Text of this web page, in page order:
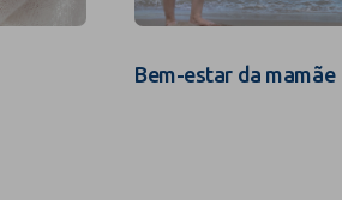
Bem-estar da mamãe